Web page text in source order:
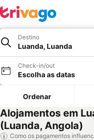
Destino
Luanda, Luanda
Check-in/out
Escolha as datas
Ordenar
Alojamentos em
(Luanda, Angola)
Como os pagamentos